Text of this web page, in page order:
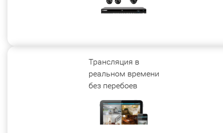
Трансляция в
реальном времени
без перебоев